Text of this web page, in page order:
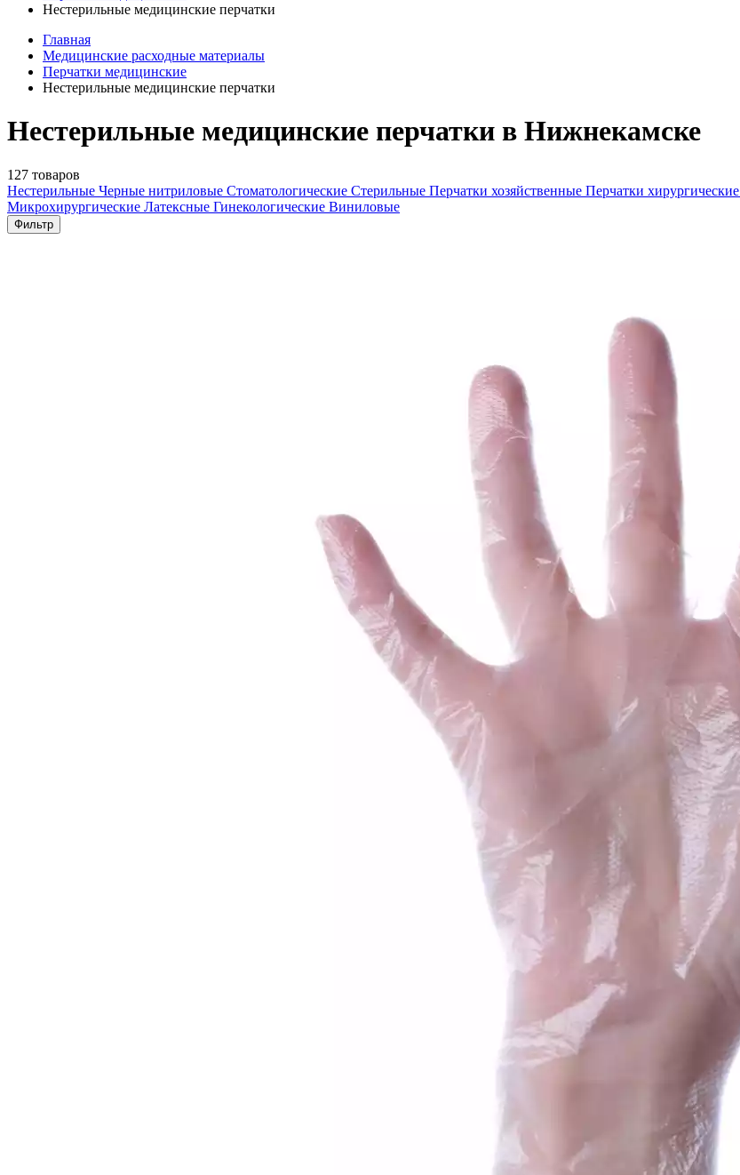
Нестерильные медицинские перчатки
Главная
Медицинские расходные материалы
Перчатки медицинские
Нестерильные медицинские перчатки
Нестерильные медицинские перчатки в Нижнекамске
127 товаров
Нестерильные Черные нитриловые Стоматологические Стерильные Перчатки хозяйственные Перчатки хирургические
Микрохирургические Латексные Гинекологические Виниловые
Фильтр